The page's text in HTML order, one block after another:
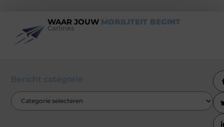
WAAR JOUW MOBILITEIT BEGINT
Carlinks
Bericht categorie